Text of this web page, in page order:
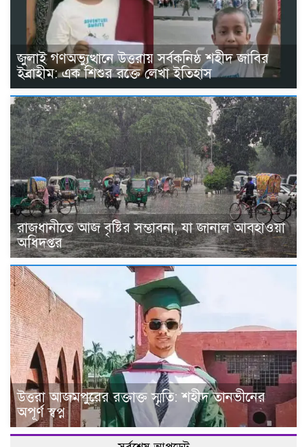
জুলাই গণঅভ্যুত্থানে উত্তরায় সর্বকনিষ্ঠ শহীদ জাবির
ইব্রাহীম: এক শিশুর রক্তে লেখা ইতিহাস
রাজধানীতে আজ বৃষ্টির সম্ভাবনা, যা জানাল আবহাওয়া
অধিদপ্তর
উত্তরা আজমপুরের রক্তাক্ত স্মৃতি: শহীদ তানভীনের
অপূর্ণ স্বপ্ন